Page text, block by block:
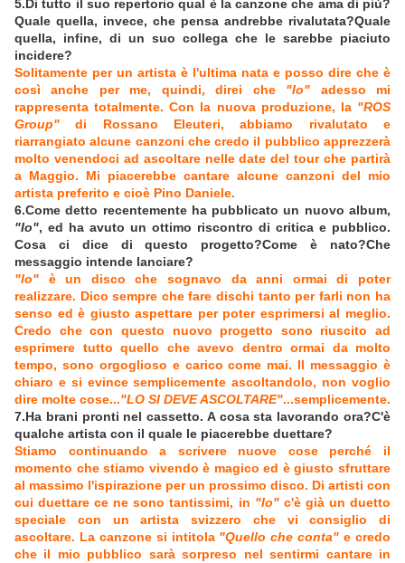
5.Di tutto il suo repertorio qual è la canzone che ama di più?
Quale quella, invece, che pensa andrebbe rivalutata?Quale
quella, infine, di un suo collega che le sarebbe piaciuto
incidere?
Solitamente per un artista è l'ultima nata e posso dire che è
così anche per me, quindi, direi che "Io" adesso mi
rappresenta totalmente. Con la nuova produzione, la "ROS
Group" di Rossano Eleuteri, abbiamo rivalutato e
riarrangiato alcune canzoni che credo il pubblico apprezzerà
molto venendoci ad ascoltare nelle date del tour che partirà
a Maggio. Mi piacerebbe cantare alcune canzoni del mio
artista preferito e cioè Pino Daniele.
6.Come detto recentemente ha pubblicato un nuovo album,
"Io", ed ha avuto un ottimo riscontro di critica e pubblico.
Cosa ci dice di questo progetto?Come è nato?Che
messaggio intende lanciare?
"Io" è un disco che sognavo da anni ormai di poter
realizzare. Dico sempre che fare dischi tanto per farli non ha
senso ed è giusto aspettare per poter esprimersi al meglio.
Credo che con questo nuovo progetto sono riuscito ad
esprimere tutto quello che avevo dentro ormai da molto
tempo, sono orgoglioso e carico come mai. Il messaggio è
chiaro e si evince semplicemente ascoltandolo, non voglio
dire molte cose..."LO SI DEVE ASCOLTARE"...semplicemente.
7.Ha brani pronti nel cassetto. A cosa sta lavorando ora?C'è
qualche artista con il quale le piacerebbe duettare?
Stiamo continuando a scrivere nuove cose perché il
momento che stiamo vivendo è magico ed è giusto sfruttare
al massimo l'ispirazione per un prossimo disco. Di artisti con
cui duettare ce ne sono tantissimi, in "Io"c'è già un duetto
speciale con un artista svizzero che vi consiglio di
ascoltare. La canzone si intitola "Quello che conta" e credo
che il mio pubblico sarà sorpreso nel sentirmi cantare in